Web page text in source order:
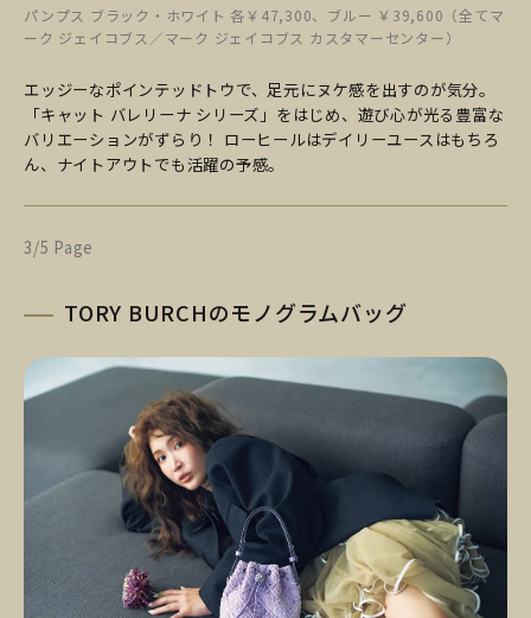
パンプス ブラック・ホワイト 各￥47,300、ブルー ￥39,600（全てマ
ーク ジェイコブス／マーク ジェイコブス カスタマーセンター）
エッジーなポインテッドトウで、足元にヌケ感を出すのが気分。
「キャット バレリーナ シリーズ」をはじめ、遊び心が光る豊富な
バリエーションがずらり！ ローヒールはデイリーユースはもちろ
ん、ナイトアウトでも活躍の予感。
3/5 Page
TORY BURCHのモノグラムバッグ